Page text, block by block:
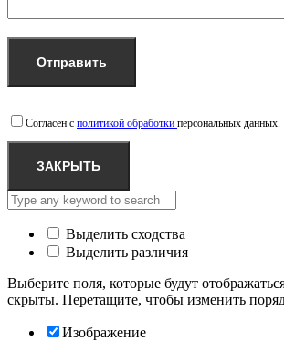
Согласен с политикой обработки персональных данных.
ЗАКРЫТЬ
Выделить сходства
Выделить различия
Выберите поля, которые будут
скрыты. Перетащите, чтобы изменить
Изображение